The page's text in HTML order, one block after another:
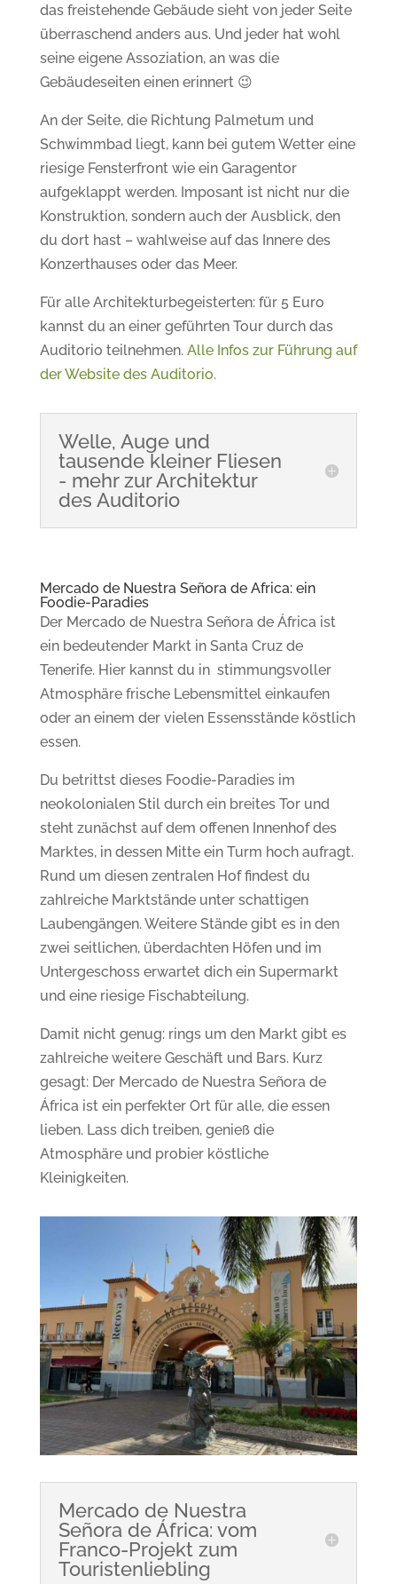
das freistehende Gebäude sieht von jeder Seite
überraschend anders aus. Und jeder hat wohl
seine eigene Assoziation, an was die
Gebäudeseiten einen erinnert 😉
An der Seite, die Richtung Palmetum und
Schwimmbad liegt, kann bei gutem Wetter eine
riesige Fensterfront wie ein Garagentor
aufgeklappt werden. Imposant ist nicht nur die
Konstruktion, sondern auch der Ausblick, den
du dort hast – wahlweise auf das Innere des
Konzerthauses oder das Meer.
Für alle Architekturbegeisterten: für 5 Euro
kannst du an einer geführten Tour durch das
Auditorio teilnehmen. Alle Infos zur Führung auf
der Website des Auditorio.
Welle, Auge und
tausende kleiner Fliesen
- mehr zur Architektur
des Auditorio
Mercado de Nuestra Señora de Africa: ein
Foodie-Paradies
Der Mercado de Nuestra Señora de África ist
ein bedeutender Markt in Santa Cruz de
Tenerife. Hier kannst du in stimmungsvoller
Atmosphäre frische Lebensmittel einkaufen
oder an einem der vielen Essensstände köstlich
essen.
Du betrittst dieses Foodie-Paradies im
neokolonialen Stil durch ein breites Tor und
steht zunächst auf dem offenen Innenhof des
Marktes, in dessen Mitte ein Turm hoch aufragt.
Rund um diesen zentralen Hof findest du
zahlreiche Marktstände unter schattigen
Laubengängen. Weitere Stände gibt es in den
zwei seitlichen, überdachten Höfen und im
Untergeschoss erwartet dich ein Supermarkt
und eine riesige Fischabteilung.
Damit nicht genug: rings um den Markt gibt es
zahlreiche weitere Geschäft und Bars. Kurz
gesagt: Der Mercado de Nuestra Señora de
África ist ein perfekter Ort für alle, die essen
lieben. Lass dich treiben, genieß die
Atmosphäre und probier köstliche
Kleinigkeiten.
Mercado de Nuestra
Señora de África: vom
Franco-Projekt zum
Touristenliebling